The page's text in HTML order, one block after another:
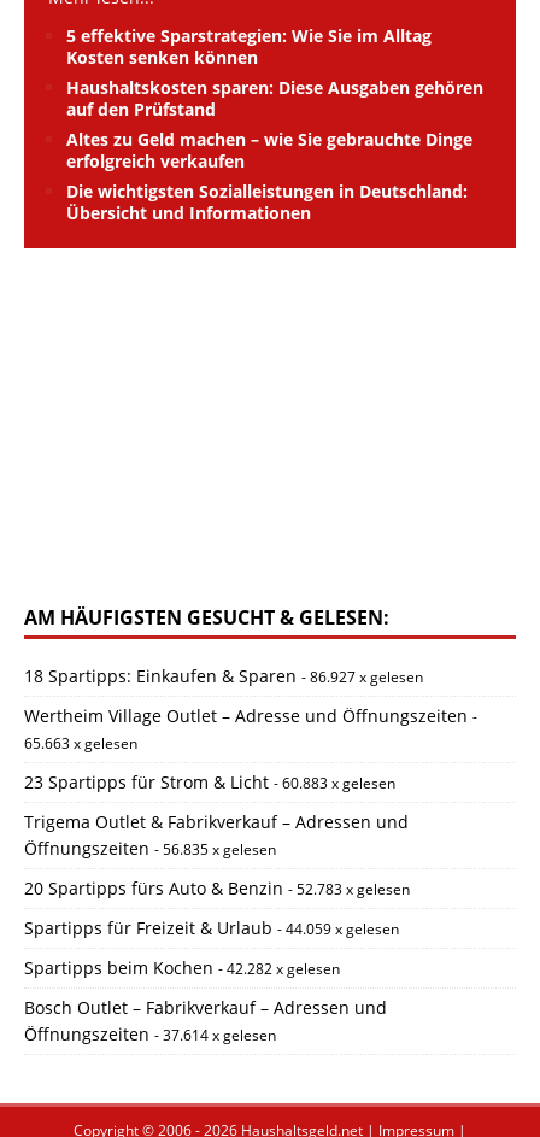
5 effektive Sparstrategien: Wie Sie im Alltag
Kosten senken können
Haushaltskosten sparen: Diese Ausgaben gehören
auf den Prüfstand
Altes zu Geld machen – wie Sie gebrauchte Dinge
erfolgreich verkaufen
Die wichtigsten Sozialleistungen in Deutschland:
Übersicht und Informationen
AM HÄUFIGSTEN GESUCHT & GELESEN:
18 Spartipps: Einkaufen & Sparen - 86.927 x gelesen
Wertheim Village Outlet – Adresse und Öffnungszeiten -
65.663 x gelesen
23 Spartipps für Strom & Licht - 60.883 x gelesen
Trigema Outlet & Fabrikverkauf – Adressen und
Öffnungszeiten - 56.835 x gelesen
20 Spartipps fürs Auto & Benzin - 52.783 x gelesen
Spartipps für Freizeit & Urlaub - 44.059 x gelesen
Spartipps beim Kochen - 42.282 x gelesen
Bosch Outlet – Fabrikverkauf – Adressen und
Öffnungszeiten - 37.614 x gelesen
Copyright © 2006 - 2026 Haushaltsgeld.net | Impressum |